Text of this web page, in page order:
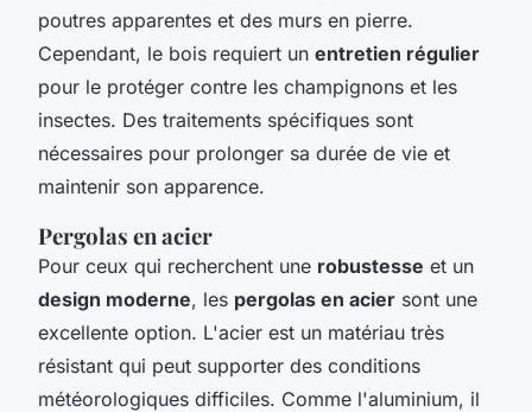
poutres apparentes et des murs en pierre.
Cependant, le bois requiert un entretien régulier
pour le protéger contre les champignons et les
insectes. Des traitements spécifiques sont
nécessaires pour prolonger sa durée de vie et
maintenir son apparence.
Pergolas en acier
Pour ceux qui recherchent une robustesse et un
design moderne, les pergolas en acier sont une
excellente option. L'acier est un matériau très
résistant qui peut supporter des conditions
météorologiques difficiles. Comme l'aluminium, il